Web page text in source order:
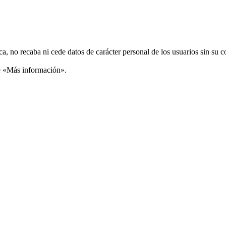
recaba ni cede datos de carácter personal de los usuarios sin su
«Más información».